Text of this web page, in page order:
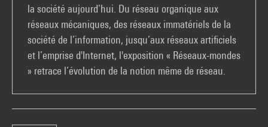
la société aujourd’hui. Du réseau organique aux
réseaux mécaniques, des réseaux immatériels de la
société de l’information, jusqu’aux réseaux artificiels
et l’emprise d'Internet, l'exposition « Réseaux-mondes
» retrace l’évolution de la notion même de réseau.